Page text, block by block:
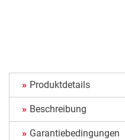
Produktdetails
Beschreibung
Garantiebedingungen